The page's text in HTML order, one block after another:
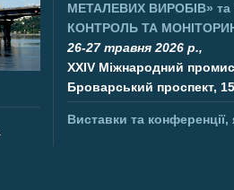
МЕТАЛЕВИХ ВИРОБІВ» та
КОНТРОЛЬ ТА
26-27 травня 2026 р.,
XXIV Міжнародний
Броварський проспект,
Виставки та конференції,